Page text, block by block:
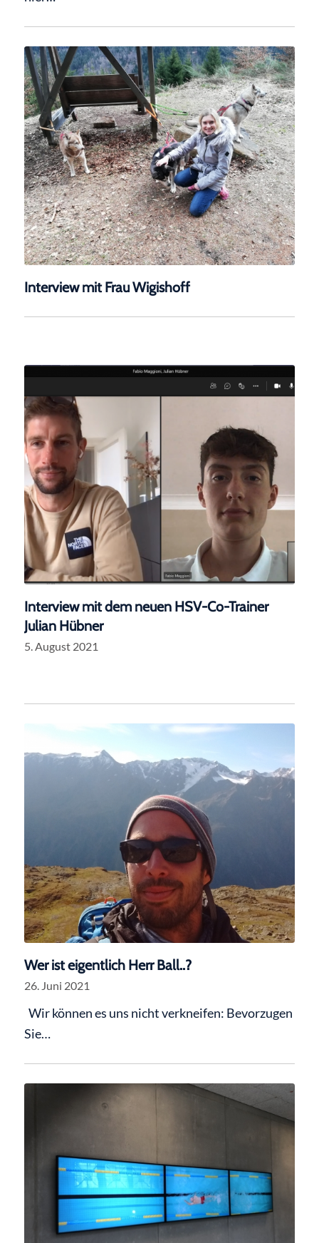
Interview mit Frau Wigishoff
Interview mit dem neuen HSV-Co-Trainer
Julian Hübner
5. August 2021
Wer ist eigentlich Herr Ball..?
26. Juni 2021
Wir können es uns nicht verkneifen: Bevorzugen
Sie…